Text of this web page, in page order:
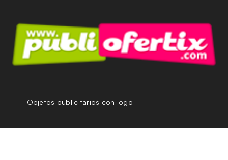
Objetos publicitarios con logo